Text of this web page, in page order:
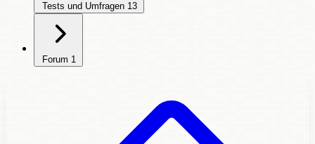
Tests und Umfragen 13
Forum 1